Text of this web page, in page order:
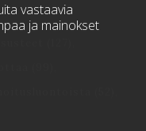
vastaavia
ja mainokset